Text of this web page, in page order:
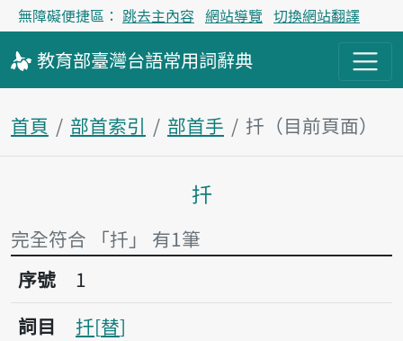
無障礙便捷區： 跳去主內容 網站導覽 切換網站翻譯
教育部臺灣台語常用詞辭典
首頁 部首索引 部首手 扦（目前頁面）
主內容區塊
扦
完全符合 「扦」 有1筆
序號1扦
序號
1
詞目
扦 替